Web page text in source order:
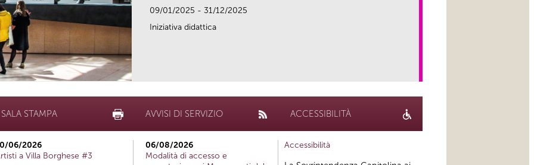
09/01/2025 - 31/12/2025
Iniziativa didattica
SALA STAMPA
06/2026
a Villa Borghese #3
AVVISI DI SERVIZIO
06/08/2026
Modalità di accesso e
ACCESSIBILITÀ
Accessibilità